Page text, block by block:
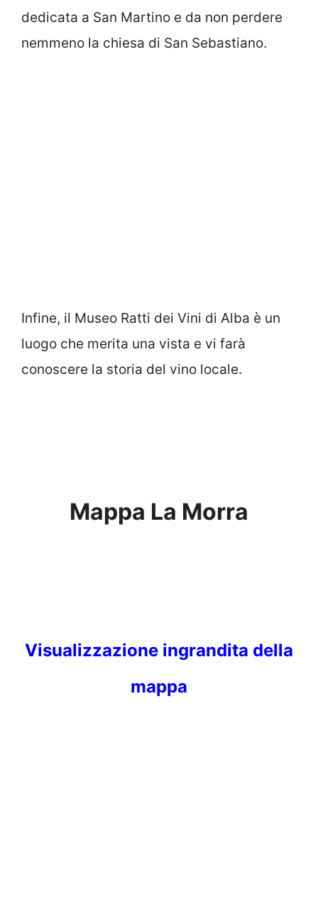
dedicata a San Martino e da non perdere
nemmeno la chiesa di San Sebastiano.
Infine, il Museo Ratti dei Vini di Alba è un
luogo che merita una vista e vi farà
conoscere la storia del vino locale.
Mappa La Morra
Visualizzazione ingrandita della
mappa